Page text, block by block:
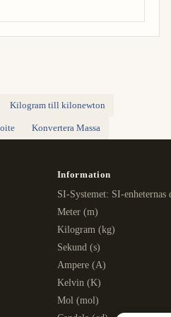
Kilogram till kilonewton
Konvertera Massa
Information
SI-Systemet: SI-
Meter (m)
Kilogram (kg)
Sekund (s)
Ampere (A)
Kelvin (K)
Mol (mol)